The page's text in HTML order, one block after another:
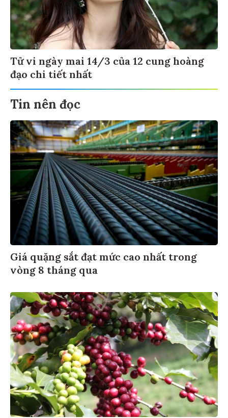
Tử vi ngày mai 14/3 của 12 cung hoàng
đạo chi tiết nhất
Tin nên đọc
Giá quặng sắt đạt mức cao nhất trong
vòng 8 tháng qua